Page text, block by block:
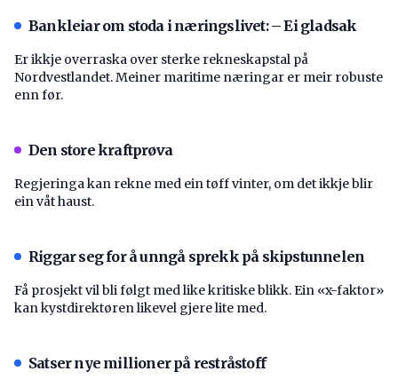
Bankleiar om stoda i næringslivet: – Ei gladsak
Er ikkje overraska over sterke rekneskapstal på
Nordvestlandet. Meiner maritime næringar er meir robuste
enn før.
Den store kraftprøva
Regjeringa kan rekne med ein tøff vinter, om det ikkje blir
ein våt haust.
Riggar seg for å unngå sprekk på skipstunnelen
Få prosjekt vil bli følgt med like kritiske blikk. Ein «x-faktor»
kan kystdirektøren likevel gjere lite med.
Satser nye millioner på restråstoff